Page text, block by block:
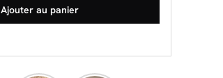
Ajouter au panier